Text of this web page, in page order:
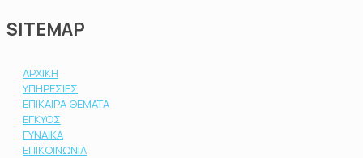
SITEMAP
ΑΡΧΙΚΗ
ΥΠΗΡΕΣΙΕΣ
ΕΠΙΚΑΙΡΑ ΘΕΜΑΤΑ
ΕΓΚΥΟΣ
ΓΥΝΑΙΚΑ
ΕΠΙΚΟΙΝΩΝΙΑ